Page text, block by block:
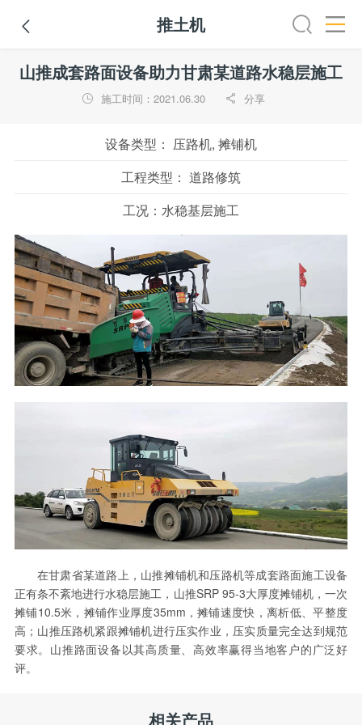
 推土机
全部 推土机 压路机 平地机 装载机 挖掘机
山推成套路面设备助力甘肃某道路水稳层施工
 施工时间：2021.06.30  分享
设备类型： 压路机, 摊铺机
工程类型： 道路修筑
工况： 水稳基层施工
在甘肃省某道路上，山推摊铺机和压路机等成套路面施工设备
正有条不紊地进行水稳层施工，山推SRP 95-3大厚度摊铺机，一次
摊铺10.5米，摊铺作业厚度35mm，摊铺速度快，离析低、平整度
高；山推压路机紧跟摊铺机进行压实作业，压实质量完全达到规范
要求。山推路面设备以其高质量、高效率赢得当地客户的广泛好
评。
相关产品